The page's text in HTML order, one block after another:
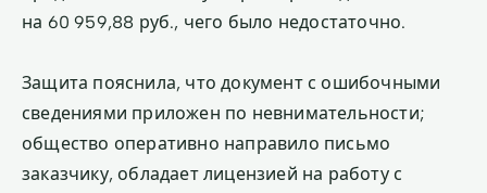
на 60 959,88 руб., чего было недостаточно.
Защита пояснила, что документ с ошибочными
сведениями приложен по невнимательности;
общество оперативно направило письмо
заказчику, обладает лицензией на работу с